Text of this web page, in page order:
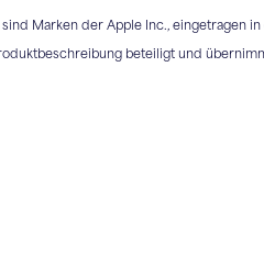
Marken der Apple Inc., eingetragen
beteiligt und